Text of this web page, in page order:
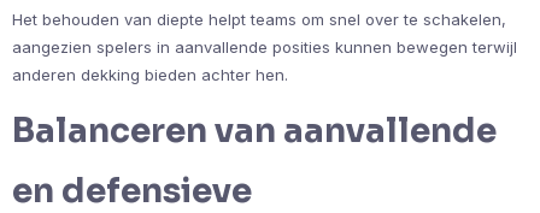
Het behouden van diepte helpt teams om snel over te schakelen,
aangezien spelers in aanvallende posities kunnen bewegen terwijl
anderen dekking bieden achter hen.
Balanceren van aanvallende
en defensieve